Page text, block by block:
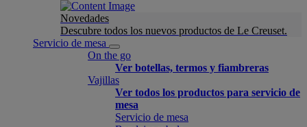
Novedades
Descubre todos los nuevos productos de Le Creuset.
Servicio de mesa
On the go
Ver botellas, termos y fiambreras
Vajillas
Ver todos los productos para servicio de
mesa
Servicio de mesa